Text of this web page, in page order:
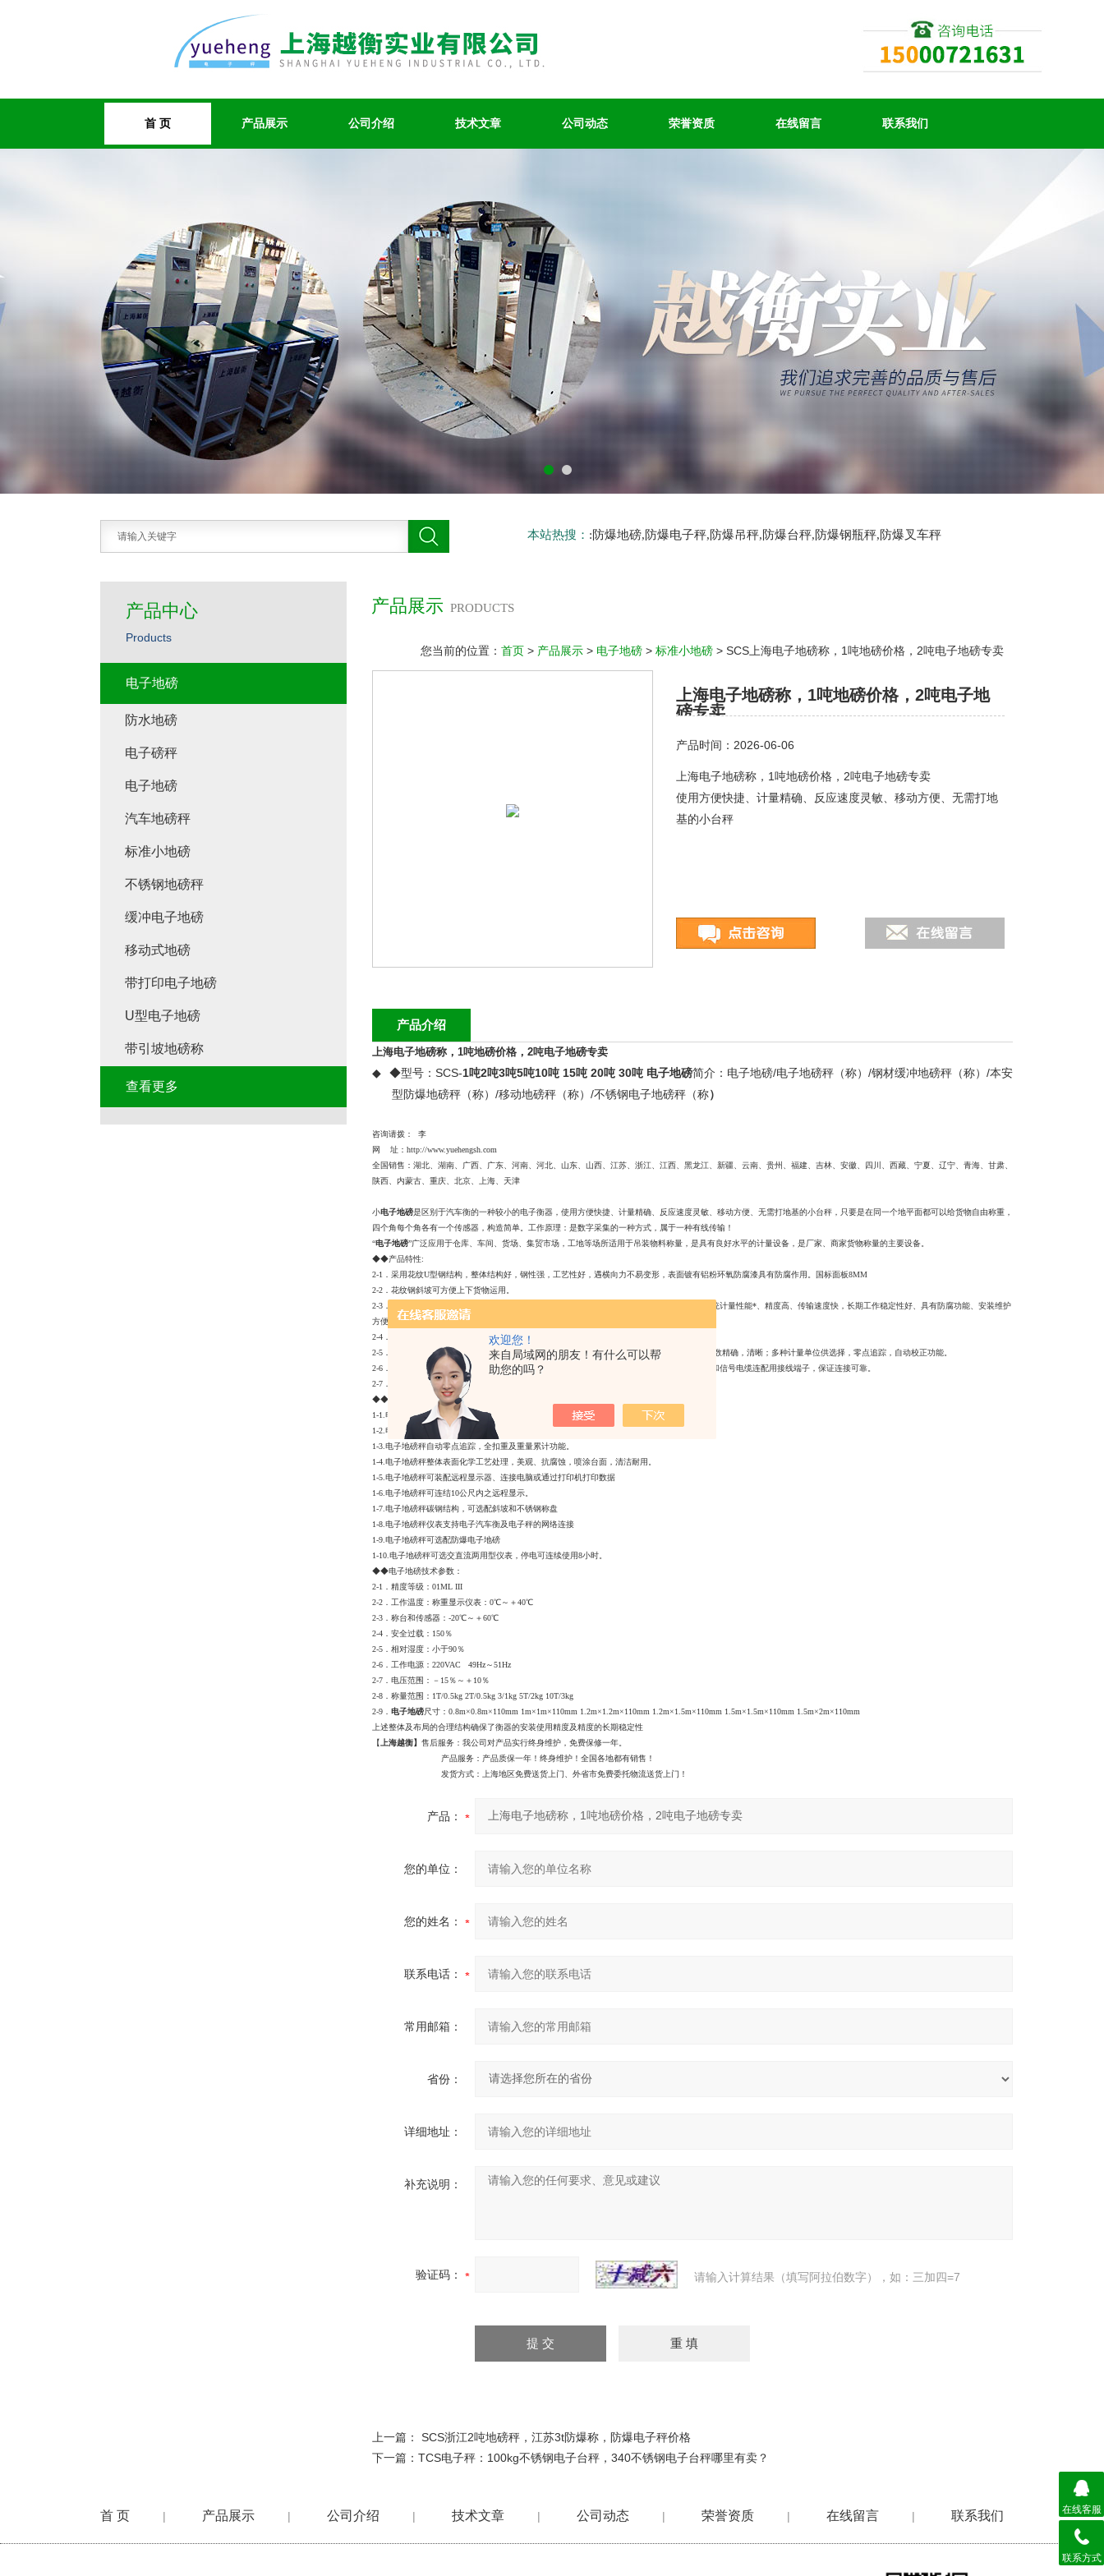
欢迎您！
来自局域网的朋友！有什么可以帮
助您的吗？
首 页 产品展示 公司介绍 技术文章 公司动态 荣誉资质 在线留言 联系我们
本站热搜： :防爆地磅,防爆电子秤,防爆吊秤,防爆台秤,防爆钢瓶秤,防爆叉车秤
产品展示 PRODUCTS
您当前的位置： 首页 > 产品展示 > 电子地磅 > 标准小地磅 > SCS上海电子地磅称，1吨地磅价格，2吨电子地磅专卖
上海电子地磅称，1吨地磅价格，2吨电子地
磅专卖
产品时间：2026-06-06
上海电子地磅称，1吨地磅价格，2吨电子地磅专卖
使用方便快捷、计量精确、反应速度灵敏、移动方便、无需打地
基的小台秤
产品介绍
上海电子地磅称， 1吨地磅价格， 2吨电子地磅专卖
◆ ◆型号：SCS-1吨2吨3吨5吨10吨 15吨 20吨 30吨 电子地磅简介：电子地磅/电子地磅秤（称）/钢材缓冲地磅秤（称）/本安
型防爆地磅秤（称）/移动地磅秤（称）/不锈钢电子地磅秤（称）
咨询请拨： 李
网 址：http://www.yuehengsh.com
全国销售：湖北、湖南、广西、广东、河南、河北、山东、山西、江苏、浙江、江西、黑龙江、新疆、云南、贵州、福建、吉林、安徽、四川、西藏、宁夏、辽宁、青海、甘肃、
陕西、内蒙古、重庆、北京、上海、天津
小电子地磅是区别于汽车衡的一种较小的电子衡器，使用方便快捷、计量精确、反应速度灵敏、移动方便、无需打地基的小台秤，只要是在同一个地平面都可以给货物自由称重，
四个角每个角各有一个传感器，构造简单。工作原理：是数字采集的一种方式，属于一种有线传输！
“电子地磅”广泛应用于仓库、车间、货场、集贸市场，工地等场所适用于吊装物料称量，是具有良好水平的计量设备，是厂家、商家货物称量的主要设备。
◆◆产品特性:
2-1．采用花纹U型钢结构，整体结构好，钢性强，工艺性好，遇横向力不易变形，表面镀有铝粉环氧防腐漆具有防腐作用。国标面板8MM
2-2．花纹钢斜坡可方便上下货物运用。
2-3．用不锈钢称重传感器，（进口柯力传感器）自动复位的传力结构，具有超载保护功能。系统计量性能*、精度高、传输速度快，长期工作稳定性好、具有防腐功能、安装维护
方便。
2-4．采用耐磨花纹钢，抗冲击力;表面处理：喷塑或喷漆
2-5．XK3190-A12E仪表基本功能：置零（开机/手动）范围可调、连接地磅智能化显示仪表，读数精确，清晰；多种计量单位供选择，零点追踪，自动校正功能。
2-6．连接全不锈钢防水接线盒，具有防腐功能、专业密封接头、耐用、密封性好；传感器连线和信号电缆连配用接线端子，保证连接可靠。
2-7．终身维护保养（可根据客户要求订制尺寸）。
◆◆电子地磅特点：
1-1.电子地磅秤面以实厚为6mm的花纹碳钢材质及碳钢骨架为基础，坚固耐用。
1-2.电子地磅秤以IP67防水连接盒（JunctionBox）连接4颗高精度感应器使用。
1-3.电子地磅秤自动零点追踪，全扣重及重量累计功能。
1-4.电子地磅秤整体表面化学工艺处理，美观、抗腐蚀，喷涂台面，清洁耐用。
1-5.电子地磅秤可装配远程显示器、连接电脑或通过打印机打印数据
1-6.电子地磅秤可连结10公尺内之远程显示。
1-7.电子地磅秤碳钢结构，可选配斜坡和不锈钢称盘
1-8.电子地磅秤仪表支持电子汽车衡及电子秤的网络连接
1-9.电子地磅秤可选配防爆电子地磅
1-10.电子地磅秤可选交直流两用型仪表，停电可连续使用8小时。
◆◆电子地磅技术参数：
2-1．精度等级：01ML III
2-2．工作温度：称重显示仪表：0℃～＋40℃
2-3．称台和传感器：-20℃～＋60℃
2-4．安全过载：150％
2-5．相对湿度：小于90％
2-6．工作电源：220VAC 49Hz～51Hz
2-7．电压范围：－15％～＋10％
2-8．称量范围：1T/0.5kg 2T/0.5kg 3/1kg 5T/2kg 10T/3kg
2-9． 电子地磅 尺寸：0.8m×0.8m×110mm 1m×1m×110mm 1.2m×1.2m×110mm 1.2m×1.5m×110mm 1.5m×1.5m×110mm 1.5m×2m×110mm
上述整体及布局的合理结构确保了衡器的安装使用精度及精度的长期稳定性
【 上海越衡】 售后服务：我公司对产品实行终身维护，免费保修一年。
产品服务：产品质保一年！终身维护！全国各地都有销售！
发货方式：上海地区免费送货上门、外省市免费委托物流送货上门！
产品：
您的单位：
您的姓名：
联系电话：
常用邮箱：
省份：
详细地址：
补充说明：
验证码： 请输入计算结果（填写阿拉伯数字），如：三加四=7
上一篇： SCS浙江2吨地磅秤，江苏3t防爆称，防爆电子秤价格
下一篇： TCS电子秤：100kg不锈钢电子台秤，340不锈钢电子台秤哪里有卖？
产品中心
Products
电子地磅
防水地磅
电子磅秤
电子地磅
汽车地磅秤
标准小地磅
不锈钢地磅秤
缓冲电子地磅
移动式地磅
带打印电子地磅
U型电子地磅
带引坡地磅称
查看更多
首 页 | 产品展示 | 公司介绍 | 技术文章 | 公司动态 | 荣誉资质 | 在线留言 | 联系我们 在线客服
联系方式